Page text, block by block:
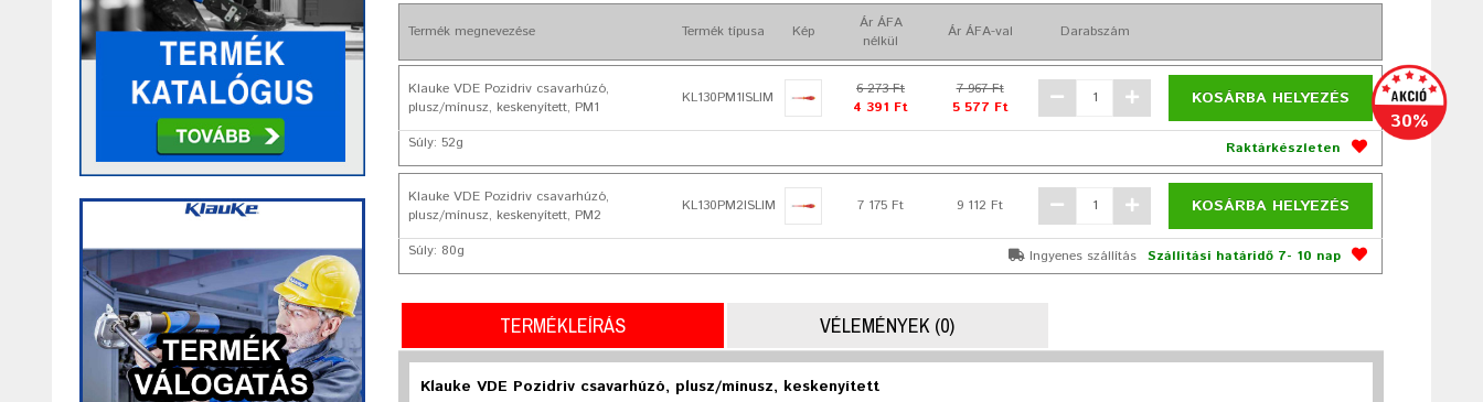
Termék megnevezése Termék típusa Kép
Ár ÁFA
nélkül
Ár ÁFA-val Darabszám
Klauke VDE Pozidriv csavarhúzó,
plusz/mínusz, keskenyített, PM1
KL130PM1ISLIM
6 273 Ft
4 391 Ft
7 967 Ft
5 577 Ft
KOSÁRBA HELYEZÉS
30%
Súly: 52g Raktárkészleten
Klauke VDE Pozidriv csavarhúzó,
plusz/mínusz, keskenyített, PM2
KL130PM2ISLIM 7 175 Ft 9 112 Ft KOSÁRBA HELYEZÉS
Súly: 80g Szállítási határidő 7- 10 nap
Ingyenes szállítás
TERMÉKLEÍRÁS VÉLEMÉNYEK (0)
Klauke VDE Pozidriv csavarhúzó, plusz/mínusz, keskenyített